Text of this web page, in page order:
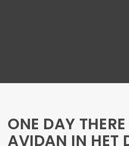
ONE DAY
AVIDAN IN HET